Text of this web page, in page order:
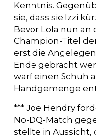
Kenntnis.
sie, dass sie Izzi
Bevor Lola nun an
Champion-Titel
erst die
Ende gebracht
warf einen Schuh
Handgemenge
*** Joe Hendry
No-DQ-Match
stellte in Aussicht,